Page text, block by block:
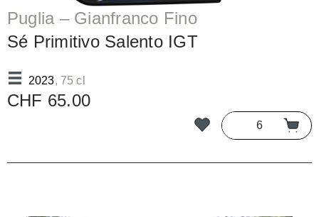
Puglia – Gianfranco Fino
Sé Primitivo Salento IGT
2023, 75 cl
CHF 65.00